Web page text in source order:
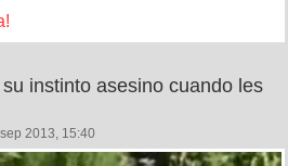
instinto asesino cuando les
2013, 15:40